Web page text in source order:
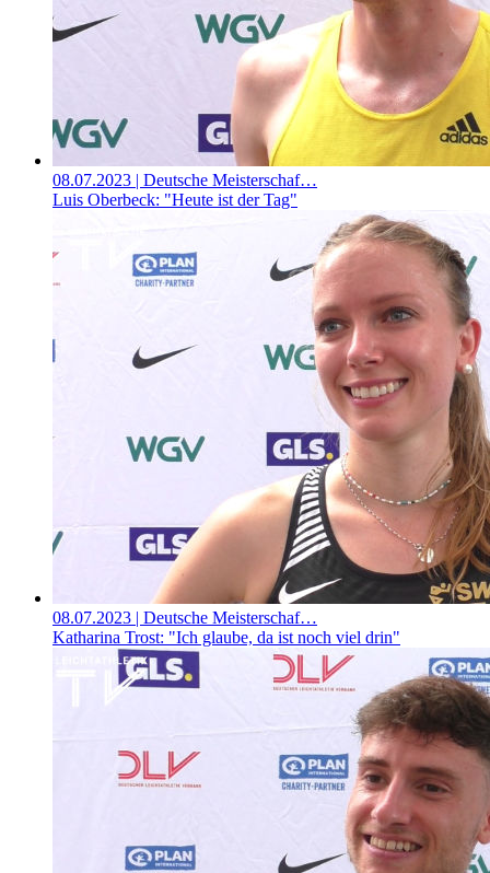
08.07.2023 | Deutsche Meisterschaf…
Luis Oberbeck: "Heute ist der Tag"
08.07.2023 | Deutsche Meisterschaf…
Katharina Trost: "Ich glaube, da ist noch viel drin"